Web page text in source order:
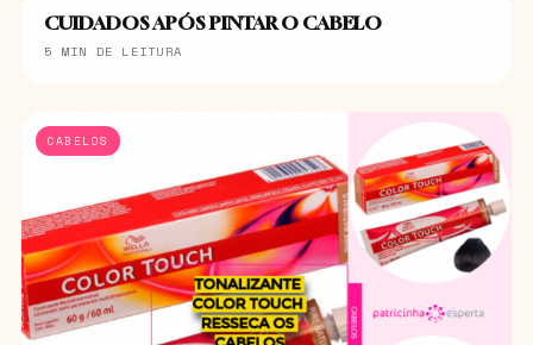
CABELOS
CUIDADOS APÓS PINTAR O CABELO
5 MIN DE LEITURA
CABELOS